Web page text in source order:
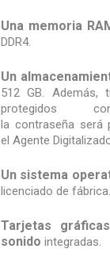
Una memoria
DDR4.
Un
512 GB. Además,
protegidos
la contraseña será
el Agente
Un sistema
licenciado de fábrica.
Tarjetas
sonido integradas.